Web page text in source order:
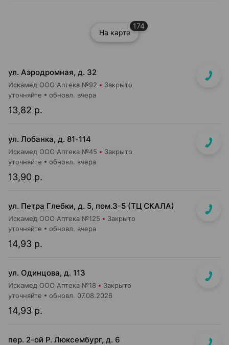
На карте
174
ул. Аэродромная, д. 32
Искамед ООО Аптека №92 Закрыто
13,82 р.
уточняйте обновл. вчера
ул. Лобанка, д. 81-114
Искамед ООО Аптека №45 Закрыто
13,90 р.
уточняйте обновл. вчера
ул. Петра Глебки, д. 5, пом.3-5 (ТЦ СКАЛА)
Искамед ООО Аптека №125 Закрыто
14,93 р.
уточняйте обновл. вчера
ул. Одинцова, д. 113
Искамед ООО Аптека №18 Закрыто
14,93 р.
уточняйте обновл. 07.08.2026
пер. 2-ой Р. Люксембург, д. 6